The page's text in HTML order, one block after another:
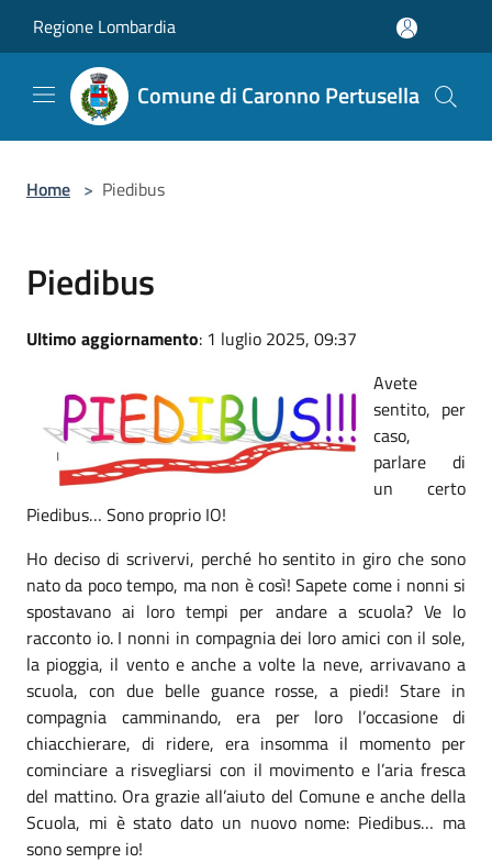
Regione Lombardia
Comune di Caronno Pertusella
Home > Piedibus
Piedibus
Ultimo aggiornamento: 1 luglio 2025, 09:37
Avete
sentito, per
caso,
parlare di
un certo
Piedibus… Sono proprio IO!
Ho deciso di scrivervi, perché ho sentito in giro che sono
nato da poco tempo, ma non è così! Sapete come i nonni si
spostavano ai loro tempi per andare a scuola? Ve lo
racconto io. I nonni in compagnia dei loro amici con il sole,
la pioggia, il vento e anche a volte la neve, arrivavano a
scuola, con due belle guance rosse, a piedi! Stare in
compagnia camminando, era per loro l’occasione di
chiacchierare, di ridere, era insomma il momento per
cominciare a risvegliarsi con il movimento e l’aria fresca
del mattino. Ora grazie all’aiuto del Comune e anche della
Scuola, mi è stato dato un nuovo nome: Piedibus… ma
sono sempre io!